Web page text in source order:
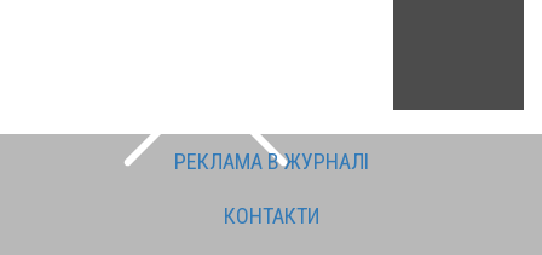
РЕКЛАМА В ЖУРНАЛІ
КОНТАКТИ